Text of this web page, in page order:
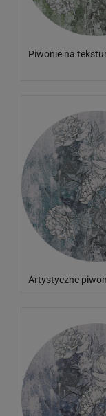
Piwonie na
Artystyczne